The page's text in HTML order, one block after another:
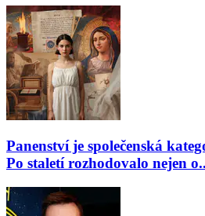
Panenství je společenská
Po staletí rozhodovalo nejen